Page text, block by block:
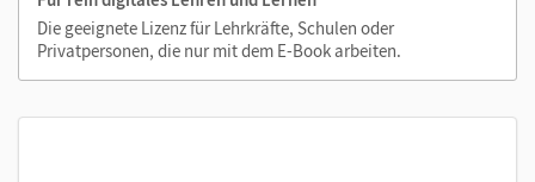
Medien in diesem E-Book
Strategiefilme zu den Rechtschreib-, Lese- und
Die geeignete Lizenz für Lehrkräfte, Schulen oder
Privatpersonen, die nur mit dem E-Book arbeiten.